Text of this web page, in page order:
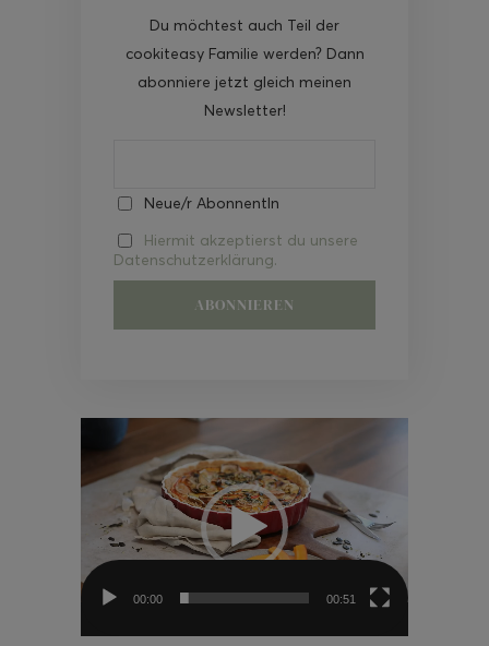
Du möchtest auch Teil der
cookiteasy Familie werden? Dann
abonniere jetzt gleich meinen
Newsletter!
Neue/r AbonnentIn
Hiermit akzeptierst du unsere
Datenschutzerklärung.
Video-
00:00 00:51